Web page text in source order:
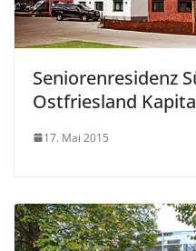
Seniorenresidenz
Ostfriesland
17. Mai 2015